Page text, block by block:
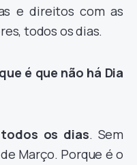
e direitos com as
todos os dias.
é que não há Dia
os dias. Sem
Março. Porque é o